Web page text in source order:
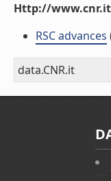
Http://
RSC advances
data.CNR.it